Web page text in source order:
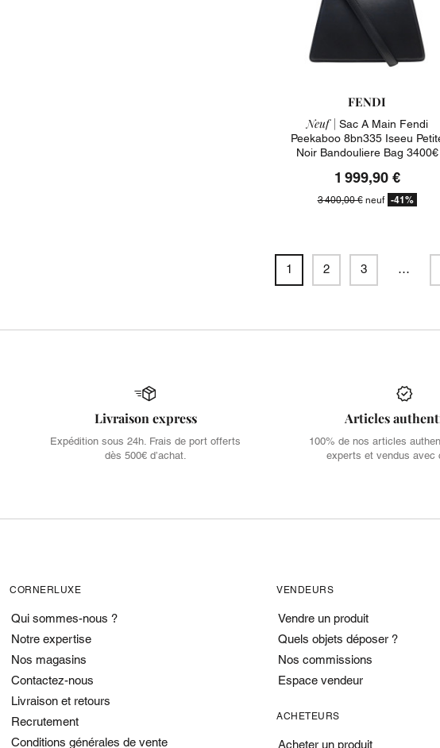
FENDI
Neuf | Sac A Main Fendi
Peekaboo 8bn335 Iseeu
Noir Bandouliere Bag 3400€
1 999,90 €
3 400,00 €neuf -41%
1 2 3 …
Livraison express
Expédition sous 24h. Frais de port offerts
dès 500€ d’achat.
Articles
100% de nos articles
experts et vendus avec
CORNERLUXE
Qui sommes-nous ?
Notre expertise
Nos magasins
Contactez-nous
Livraison et retours
Recrutement
Conditions générales de vente
VENDEURS
Vendre un produit
Quels objets déposer ?
Nos commissions
Espace vendeur
ACHETEURS
Acheter un produit